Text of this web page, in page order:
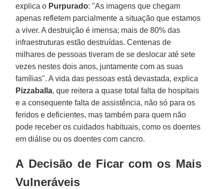
explica o Purpurado: "As imagens que chegam
apenas refletem parcialmente a situação que estamos
a viver. A destruição é imensa; mais de 80% das
infraestruturas estão destruídas. Centenas de
milhares de pessoas tiveram de se deslocar até sete
vezes nestes dois anos, juntamente com as suas
famílias". A vida das pessoas está devastada, explica
Pizzaballa, que reitera a quase total falta de hospitais
e a consequente falta de assistência, não só para os
feridos e deficientes, mas também para quem não
pode receber os cuidados habituais, como os doentes
em diálise ou os doentes com cancro.
A Decisão de Ficar com os Mais
Vulneráveis